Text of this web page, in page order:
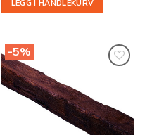
LEGG I HANDLEKURV
-5%
ønskeliste